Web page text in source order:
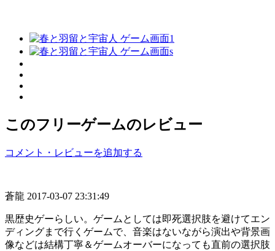
このフリーゲームのレビュー
コメント・レビューを追加する
蒼龍 2017-03-07 23:31:49
黒歴史ゲーらしい。ゲームとしては即死選択肢を避けてエン
ディングまで行くゲームで、音楽はないながら演出や背景画
像などは結構丁寧＆ゲームオーバーになっても直前の選択肢